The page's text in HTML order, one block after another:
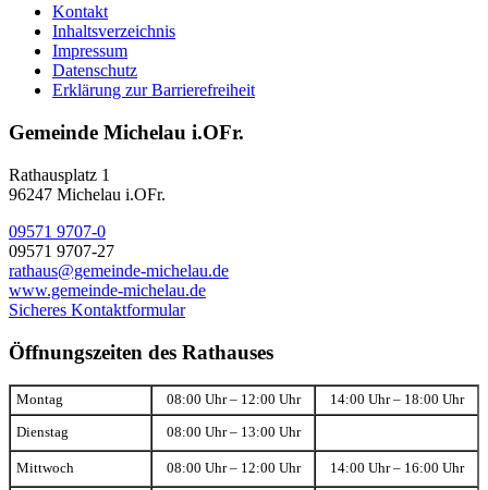
Kontakt
Inhaltsverzeichnis
Impressum
Datenschutz
Erklärung zur Barrierefreiheit
Gemeinde Michelau i.OFr.
Rathausplatz 1
96247 Michelau i.OFr.
09571 9707-0
09571 9707-27
rathaus@gemeinde-michelau.de
www.gemeinde-michelau.de
Sicheres Kontaktformular
Öffnungszeiten des Rathauses
Montag 08:00 Uhr – 12:00 Uhr 14:00 Uhr – 18:00 Uhr
Dienstag 08:00 Uhr – 13:00 Uhr
Mittwoch 08:00 Uhr – 12:00 Uhr 14:00 Uhr – 16:00 Uhr